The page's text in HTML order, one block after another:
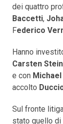
dei quattro
Baccetti,
Federico
Hanno
Carsten
e con
accolto
Sul fronte
stato quello di